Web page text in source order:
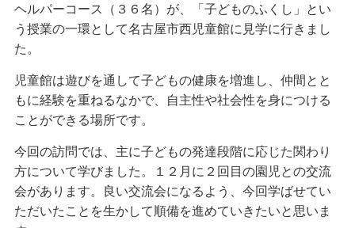
ヘルパーコース（３６名）が、「子どものふくし」とい
う授業の一環として名古屋市西児童館に見学に行きまし
た。
児童館は遊びを通して子どもの健康を増進し、仲間とと
もに経験を重ねるなかで、自主性や社会性を身につける
ことができる場所です。
今回の訪問では、主に子どもの発達段階に応じた関わり
方について学びました。１２月に２回目の園児との交流
会があります。良い交流会になるよう、今回学ばせてい
ただいたことを生かして順備を進めていきたいと思いま